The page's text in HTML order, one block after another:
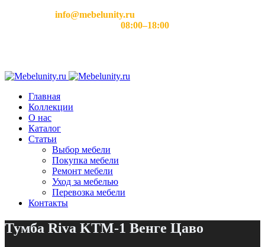
info@mebelunity.ru
08:00–18:00
Главная
Коллекции
О нас
Каталог
Статьи
Выбор мебели
Покупка мебели
Ремонт мебели
Уход за мебелью
Перевозка мебели
Контакты
Тумба Riva KTM-1 Венге Цаво